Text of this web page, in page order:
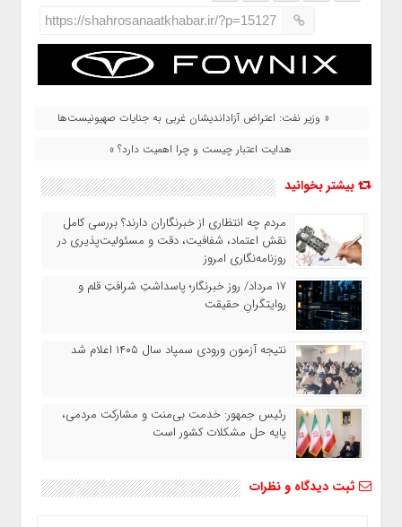
https://shahrosanaatkhabar.ir/?p=15127
« وزیر نفت: اعتراض آزاداندیشان غربی به جنایات صهیونیست‌ها
هدایت اعتبار چیست و چرا اهمیت دارد؟ »
بیشتر بخوانید
مردم چه انتظاری از خبرنگاران دارند؟ بررسی کامل
نقش اعتماد، شفافیت، دقت و مسئولیت‌پذیری در
روزنامه‌نگاری امروز
۱۷ مرداد/ روز خبرنگار؛ پاسداشتِ شرافتِ قلم و
روایتگرانِ حقیقت
نتیجه آزمون ورودی سمپاد سال ۱۴۰۵ اعلام شد
رئیس جمهور: خدمت بی‌منت و مشارکت مردمی،
پایه حل مشکلات کشور است
ثبت دیدگاه و نظرات